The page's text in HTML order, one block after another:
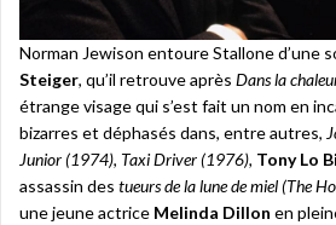
Norman Jewison entoure Stallone d’une
Steiger, qu’il retrouve après Dans la
étrange visage qui s’est fait un nom en
bizarres et déphasés dans, entre autres,
Junior (1974), Taxi Driver (1976), Tony Lo
assassin des tueurs de la lune de miel (The
une jeune actrice Melinda Dillon en